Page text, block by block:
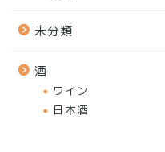
未分類
酒
ワイン
日本酒